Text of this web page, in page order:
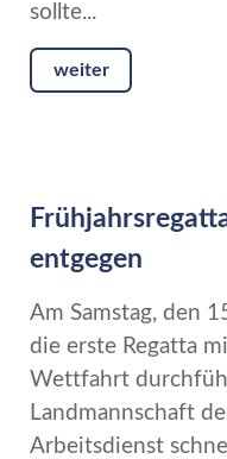
sollte...
weiter
entgegen
Am Samstag, den
die erste Regatta
Wettfahrt
Landmannschaft
Arbeitsdienst